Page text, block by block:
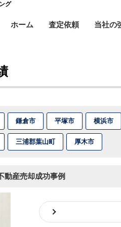
グ
ホーム 査定依頼 当社の
鎌倉市 平塚市 横浜市
三浦郡葉山町 厚木市
産売却成功事例